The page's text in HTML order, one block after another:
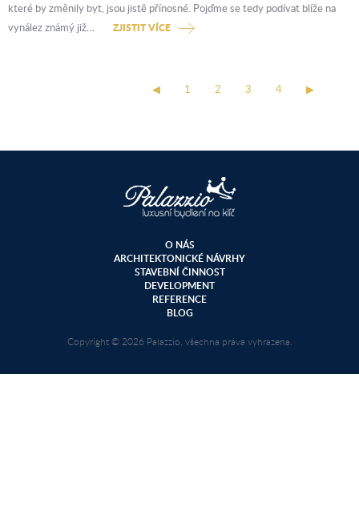
které by změnily byt, jsou jistě přínosné. Pojďme se tedy podívat blíže na
vynález známý již…
ZJISTIT VÍCE
◀ 1 2 3 4 ▶
O NÁS
ARCHITEKTONICKÉ NÁVRHY
STAVEBNÍ ČINNOST
DEVELOPMENT
REFERENCE
BLOG
Copyright © 2026 Palazzio, všechna práva vyhrazena.